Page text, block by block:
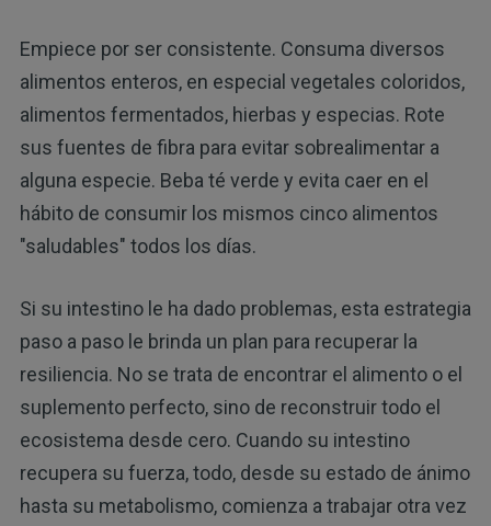
Empiece por ser consistente. Consuma diversos
alimentos enteros, en especial vegetales coloridos,
alimentos fermentados, hierbas y especias. Rote
sus fuentes de fibra para evitar sobrealimentar a
alguna especie. Beba té verde y evita caer en el
hábito de consumir los mismos cinco alimentos
"saludables" todos los días.
Si su intestino le ha dado problemas, esta estrategia
paso a paso le brinda un plan para recuperar la
resiliencia. No se trata de encontrar el alimento o el
suplemento perfecto, sino de reconstruir todo el
ecosistema desde cero. Cuando su intestino
recupera su fuerza, todo, desde su estado de ánimo
hasta su metabolismo, comienza a trabajar otra vez